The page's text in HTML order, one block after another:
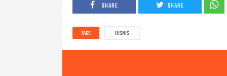
SHARE SHARE
TAGS BISNIS